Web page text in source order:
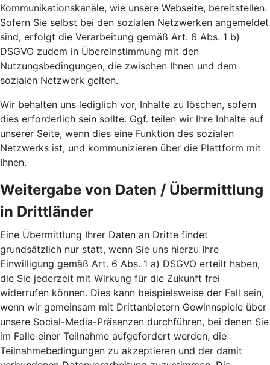
Kommunikationskanäle, wie unsere Webseite, bereitstellen.
Sofern Sie selbst bei den sozialen Netzwerken angemeldet
sind, erfolgt die Verarbeitung gemäß Art. 6 Abs. 1 b)
DSGVO zudem in Übereinstimmung mit den
Nutzungsbedingungen, die zwischen Ihnen und dem
sozialen Netzwerk gelten.
Wir behalten uns lediglich vor, Inhalte zu löschen, sofern
dies erforderlich sein sollte. Ggf. teilen wir Ihre Inhalte auf
unserer Seite, wenn dies eine Funktion des sozialen
Netzwerks ist, und kommunizieren über die Plattform mit
Ihnen.
Weitergabe von Daten / Übermittlung
in Drittländer
Eine Übermittlung Ihrer Daten an Dritte findet
grundsätzlich nur statt, wenn Sie uns hierzu Ihre
Einwilligung gemäß Art. 6 Abs. 1 a) DSGVO erteilt haben,
die Sie jederzeit mit Wirkung für die Zukunft frei
widerrufen können. Dies kann beispielsweise der Fall sein,
wenn wir gemeinsam mit Drittanbietern Gewinnspiele über
unsere Social-Media-Präsenzen durchführen, bei denen Sie
im Falle einer Teilnahme aufgefordert werden, die
Teilnahmebedingungen zu akzeptieren und der damit